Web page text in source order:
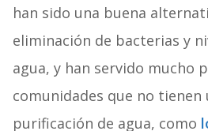
han sido una buena
eliminación de bacterias y
agua, y han servido mucho
comunidades que no tienen
purificación de agua, como